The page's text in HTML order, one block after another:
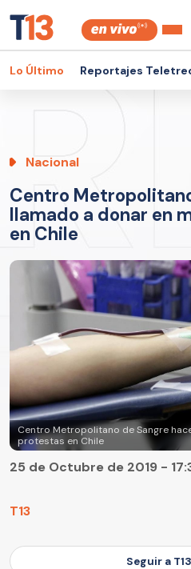
Lo Último Reportajes
Nacional
Centro
llamado a donar en
en Chile
Centro Metropolitano de Sangre
protestas en Chile
T13
25 de Octubre de 2019 -
Seguir a